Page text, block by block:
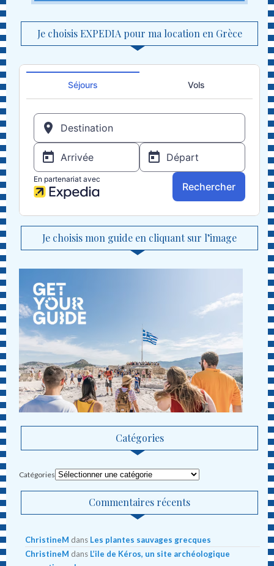
Je choisis EXPEDIA pour ma location en Grèce
Je choisis mon guide en cliquant sur l’image
Catégories
Catégories
Commentaires récents
ChristineM dans Les plantes sauvages grecques
ChristineM dans L’ile de Kéros, un site archéologique